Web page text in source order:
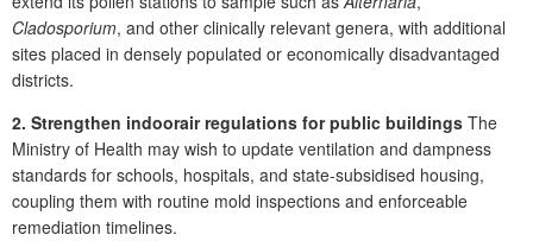
Cladosporium, and other clinically relevant genera, with additional
sites placed in densely populated or economically disadvantaged
districts.
2. Strengthen indoorair regulations for public buildings The
Ministry of Health may wish to update ventilation and dampness
standards for schools, hospitals, and state-subsidised housing,
coupling them with routine mold inspections and enforceable
remediation timelines.